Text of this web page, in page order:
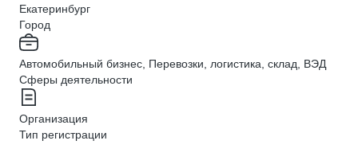
Екатеринбург
Город
Автомобильный бизнес, Перевозки, логистика, склад, ВЭД
Сферы деятельности
Организация
Тип регистрации